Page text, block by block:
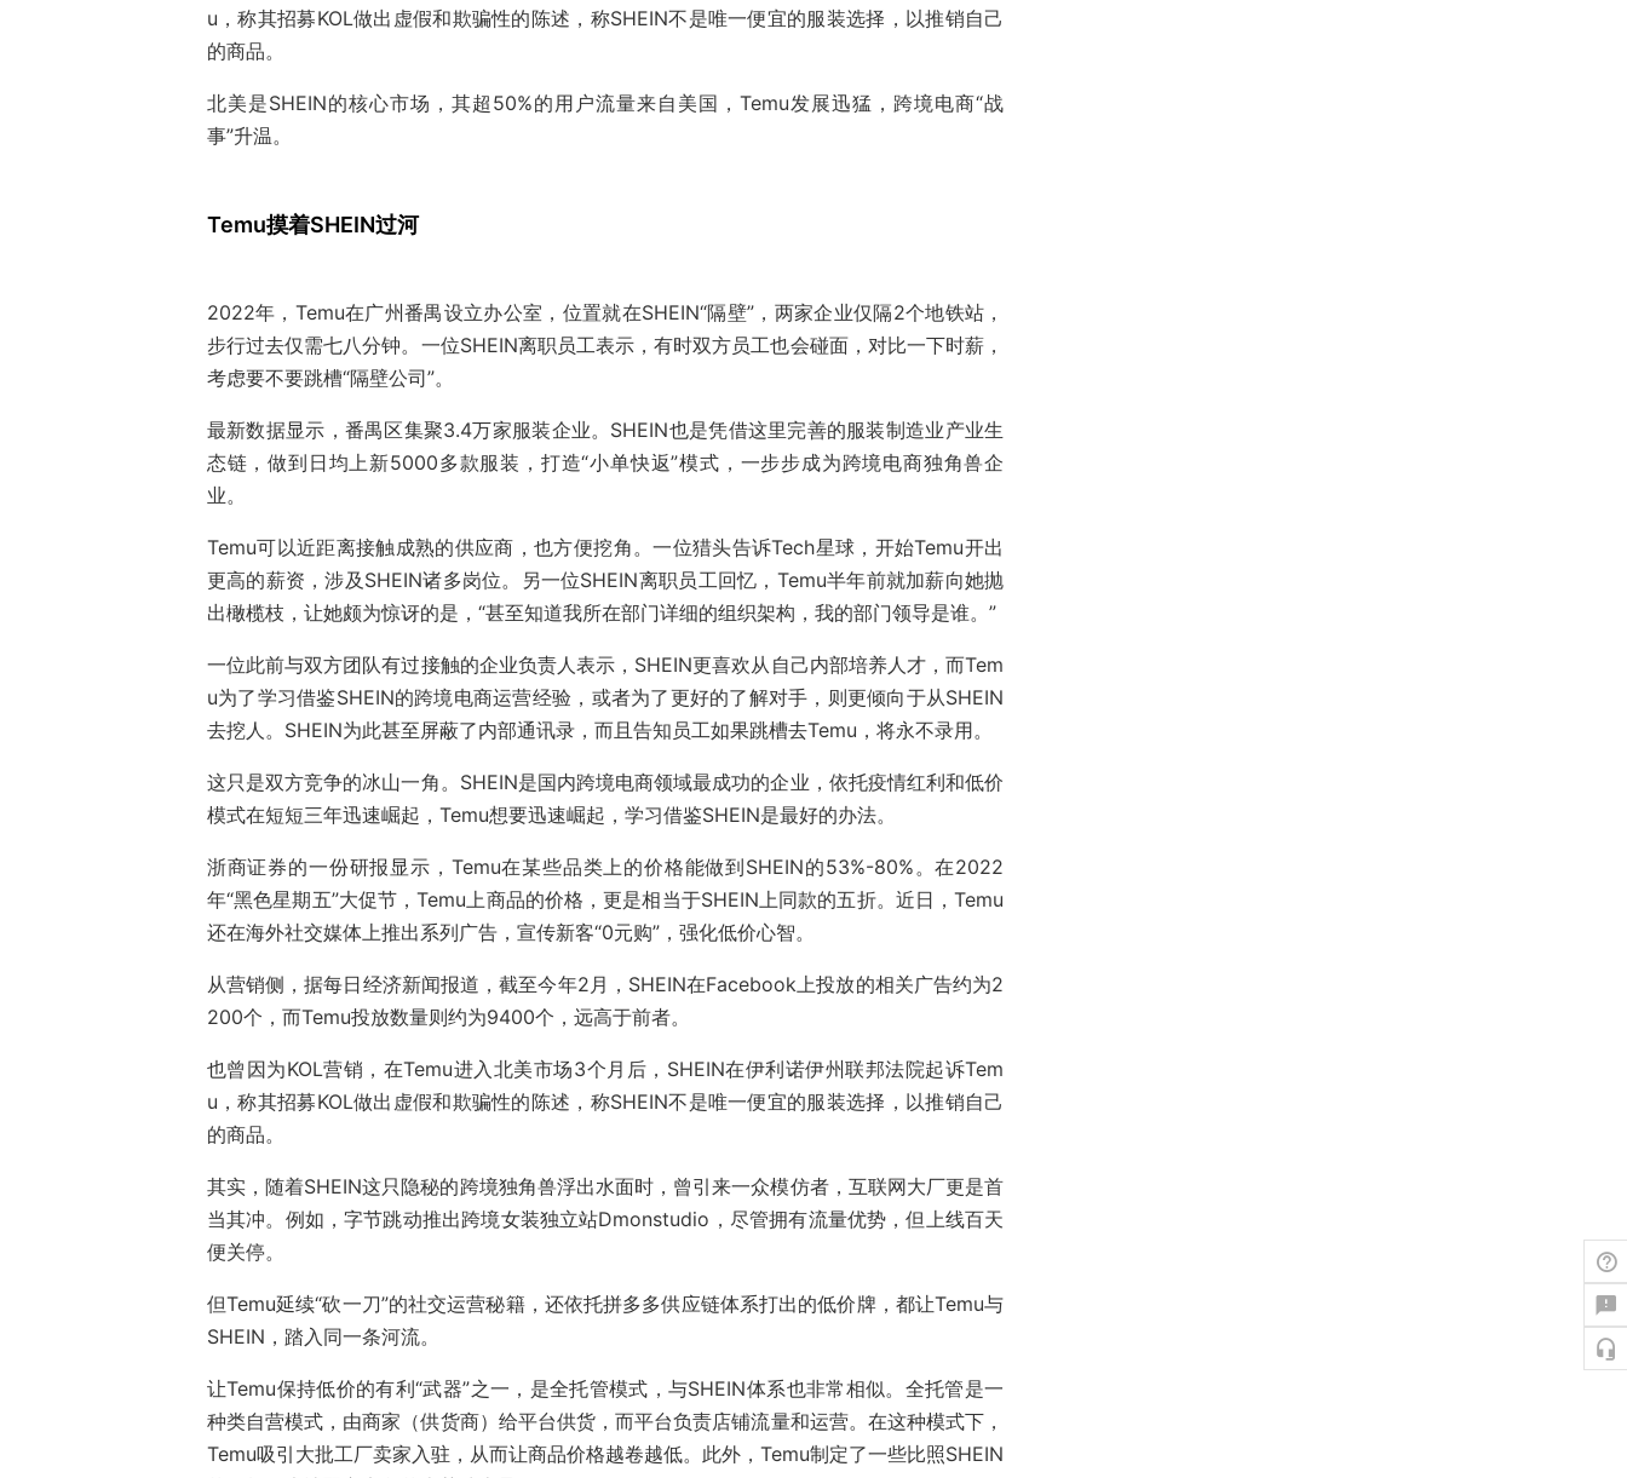
u，称其招募KOL做出虚假和欺骗性的陈述，称SHEIN不是唯一便宜的服装选择，以推销自己
的商品。
北美是SHEIN的核心市场，其超50%的用户流量来自美国，Temu发展迅猛，跨境电商“战
事”升温。
Temu摸着SHEIN过河
2022年，Temu在广州番禺设立办公室，位置就在SHEIN“隔壁”，两家企业仅隔2个地铁站，
步行过去仅需七八分钟。一位SHEIN离职员工表示，有时双方员工也会碰面，对比一下时薪，
考虑要不要跳槽“隔壁公司”。
最新数据显示，番禺区集聚3.4万家服装企业。SHEIN也是凭借这里完善的服装制造业产业生
态链，做到日均上新5000多款服装，打造“小单快返”模式，一步步成为跨境电商独角兽企
业。
Temu可以近距离接触成熟的供应商，也方便挖角。一位猎头告诉Tech星球，开始Temu开出
更高的薪资，涉及SHEIN诸多岗位。另一位SHEIN离职员工回忆，Temu半年前就加薪向她抛
出橄榄枝，让她颇为惊讶的是，“甚至知道我所在部门详细的组织架构，我的部门领导是谁。”
一位此前与双方团队有过接触的企业负责人表示，SHEIN更喜欢从自己内部培养人才，而Tem
u为了学习借鉴SHEIN的跨境电商运营经验，或者为了更好的了解对手，则更倾向于从SHEIN
去挖人。SHEIN为此甚至屏蔽了内部通讯录，而且告知员工如果跳槽去Temu，将永不录用。
这只是双方竞争的冰山一角。SHEIN是国内跨境电商领域最成功的企业，依托疫情红利和低价
模式在短短三年迅速崛起，Temu想要迅速崛起，学习借鉴SHEIN是最好的办法。
浙商证券的一份研报显示，Temu在某些品类上的价格能做到SHEIN的53%-80%。在2022
年“黑色星期五”大促节，Temu上商品的价格，更是相当于SHEIN上同款的五折。近日，Temu
还在海外社交媒体上推出系列广告，宣传新客“0元购”，强化低价心智。
从营销侧，据每日经济新闻报道，截至今年2月，SHEIN在Facebook上投放的相关广告约为2
200个，而Temu投放数量则约为9400个，远高于前者。
也曾因为KOL营销，在Temu进入北美市场3个月后，SHEIN在伊利诺伊州联邦法院起诉Tem
u，称其招募KOL做出虚假和欺骗性的陈述，称SHEIN不是唯一便宜的服装选择，以推销自己
的商品。
其实，随着SHEIN这只隐秘的跨境独角兽浮出水面时，曾引来一众模仿者，互联网大厂更是首
当其冲。例如，字节跳动推出跨境女装独立站Dmonstudio，尽管拥有流量优势，但上线百天
便关停。
但Temu延续“砍一刀”的社交运营秘籍，还依托拼多多供应链体系打出的低价牌，都让Temu与
SHEIN，踏入同一条河流。
让Temu保持低价的有利“武器”之一，是全托管模式，与SHEIN体系也非常相似。全托管是一
种类自营模式，由商家（供货商）给平台供货，而平台负责店铺流量和运营。在这种模式下，
Temu吸引大批工厂卖家入驻，从而让商品价格越卷越低。此外，Temu制定了一些比照SHEIN